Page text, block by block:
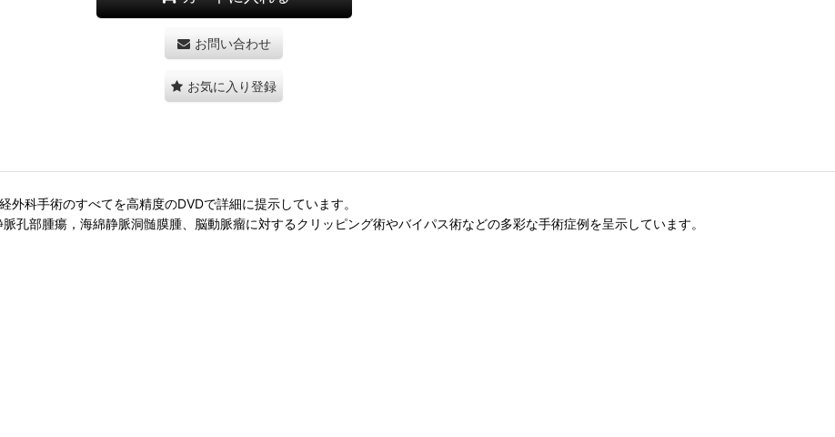
お問い合わせ
お気に入り登録
科手術のすべてを高精度のDVDで詳細に提示しています。
孔部腫瘍，海綿静脈洞髄膜腫、脳動脈瘤に対するクリッピング術やバイパス術などの多彩な手術症例を呈示しています。